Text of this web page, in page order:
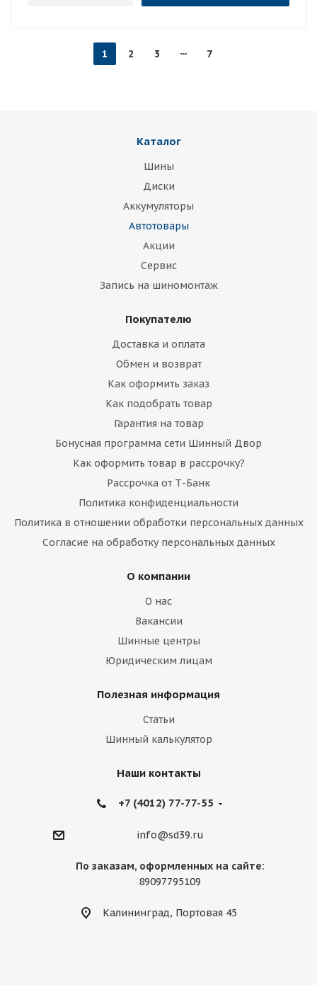
1 2 3 7
Каталог
Шины
Диски
Аккумуляторы
Автотовары
Акции
Сервис
Запись на шиномонтаж
Покупателю
Доставка и оплата
Обмен и возврат
Как оформить заказ
Как подобрать товар
Гарантия на товар
Бонусная программа сети Шинный Двор
Как оформить товар в рассрочку?
Рассрочка от Т-Банк
Политика конфиденциальности
Политика в отношении обработки персональных данных
Согласие на обработку персональных данных
О компании
О нас
Вакансии
Шинные центры
Юридическим лицам
Полезная информация
Статьи
Шинный калькулятор
Наши контакты
+7 (4012) 77-77-55
info@sd39.ru
По заказам, оформленных на сайте:
89097795109
Калининград, Портовая 45